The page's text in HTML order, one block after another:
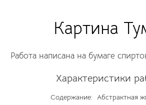
Картина
Работа написана на бумаге
Характеристики
Содержание: Абстрактная